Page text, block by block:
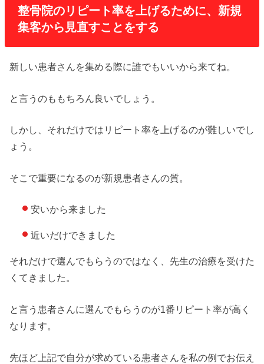
整骨院のリピート率を上げるために、新規
集客から見直すことをする
新しい患者さんを集める際に誰でもいいから来てね。
と言うのももちろん良いでしょう。
しかし、それだけではリピート率を上げるのが難しいでし
ょう。
そこで重要になるのが新規患者さんの質。
安いから来ました
近いだけできました
それだけで選んでもらうのではなく、先生の治療を受けた
くてきました。
と言う患者さんに選んでもらうのが1番リピート率が高く
なります。
先ほど上記で自分が求めている患者さんを私の例でお伝え